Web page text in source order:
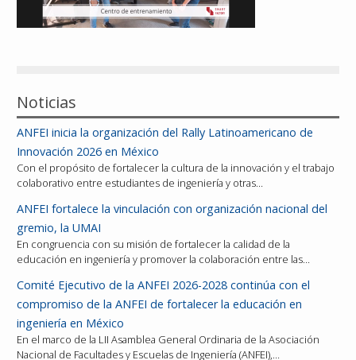
Afiliación
Noticias
ANFEI inicia la organización del Rally Latinoamericano de
Innovación 2026 en México
Con el propósito de fortalecer la cultura de la innovación y el trabajo
colaborativo entre estudiantes de ingeniería y otras…
ANFEI fortalece la vinculación con organización nacional del
gremio, la UMAI
En congruencia con su misión de fortalecer la calidad de la
educación en ingeniería y promover la colaboración entre las…
Comité Ejecutivo de la ANFEI 2026-2028 continúa con el
compromiso de la ANFEI de fortalecer la educación en
ingeniería en México
En el marco de la LII Asamblea General Ordinaria de la Asociación
Nacional de Facultades y Escuelas de Ingeniería (ANFEI),…